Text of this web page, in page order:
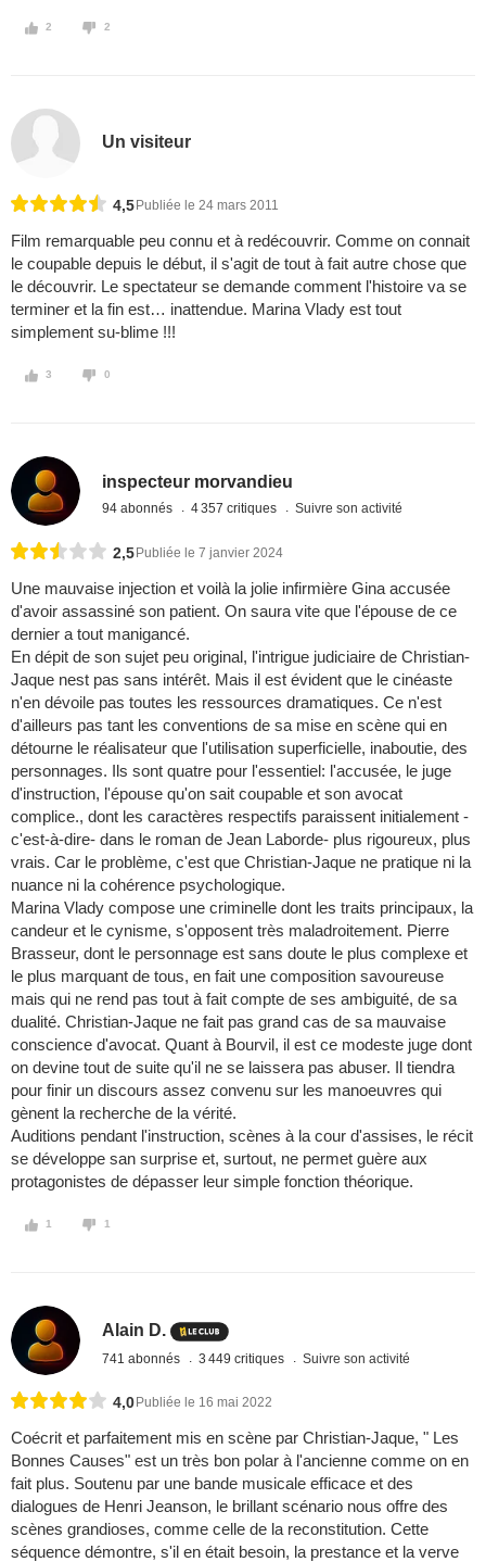
2 2
Un visiteur
4,5 Publiée le 24 mars 2011
Film remarquable peu connu et à redécouvrir. Comme on connait
le coupable depuis le début, il s'agit de tout à fait autre chose que
le découvrir. Le spectateur se demande comment l'histoire va se
terminer et la fin est… inattendue. Marina Vlady est tout
simplement su-blime !!!
3 0
inspecteur morvandieu
94 abonnés 4 357 critiques Suivre son activité
2,5 Publiée le 7 janvier 2024
Une mauvaise injection et voilà la jolie infirmière Gina accusée
d'avoir assassiné son patient. On saura vite que l'épouse de ce
dernier a tout manigancé.
En dépit de son sujet peu original, l'intrigue judiciaire de Christian-
Jaque nest pas sans intérêt. Mais il est évident que le cinéaste
n'en dévoile pas toutes les ressources dramatiques. Ce n'est
d'ailleurs pas tant les conventions de sa mise en scène qui en
détourne le réalisateur que l'utilisation superficielle, inaboutie, des
personnages. Ils sont quatre pour l'essentiel: l'accusée, le juge
d'instruction, l'épouse qu'on sait coupable et son avocat
complice., dont les caractères respectifs paraissent initialement -
c'est-à-dire- dans le roman de Jean Laborde- plus rigoureux, plus
vrais. Car le problème, c'est que Christian-Jaque ne pratique ni la
nuance ni la cohérence psychologique.
Marina Vlady compose une criminelle dont les traits principaux, la
candeur et le cynisme, s'opposent très maladroitement. Pierre
Brasseur, dont le personnage est sans doute le plus complexe et
le plus marquant de tous, en fait une composition savoureuse
mais qui ne rend pas tout à fait compte de ses ambiguité, de sa
dualité. Christian-Jaque ne fait pas grand cas de sa mauvaise
conscience d'avocat. Quant à Bourvil, il est ce modeste juge dont
on devine tout de suite qu'il ne se laissera pas abuser. Il tiendra
pour finir un discours assez convenu sur les manoeuvres qui
gènent la recherche de la vérité.
Auditions pendant l'instruction, scènes à la cour d'assises, le récit
se développe san surprise et, surtout, ne permet guère aux
protagonistes de dépasser leur simple fonction théorique.
1 1
Alain D.
741 abonnés 3 449 critiques Suivre son activité
4,0 Publiée le 16 mai 2022
Coécrit et parfaitement mis en scène par Christian-Jaque, " Les
Bonnes Causes" est un très bon polar à l'ancienne comme on en
fait plus. Soutenu par une bande musicale efficace et des
dialogues de Henri Jeanson, le brillant scénario nous offre des
scènes grandioses, comme celle de la reconstitution. Cette
séquence démontre, s'il en était besoin, la prestance et la verve